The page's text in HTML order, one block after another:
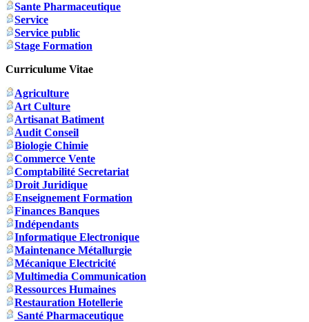
Sante Pharmaceutique
Service
Service public
Stage Formation
Curriculume Vitae
Agriculture
Art Culture
Artisanat Batiment
Audit Conseil
Biologie Chimie
Commerce Vente
Comptabilité Secretariat
Droit Juridique
Enseignement Formation
Finances Banques
Indépendants
Informatique Electronique
Maintenance Métallurgie
Mécanique Electricité
Multimedia Communication
Ressources Humaines
Restauration Hotellerie
Santé Pharmaceutique